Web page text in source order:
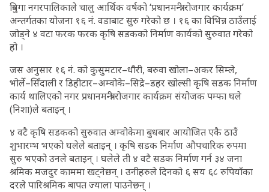
त्रियुगा नगरपालिकाले चालु आर्थिक वर्षको ‘प्रधानमन्त्री रोजगार कार्यक्रम’
अन्तर्गतका योजना १६ नं. वडाबाट सुरु गरेको छ । १६ का विभिन्न ठाउँलाई
जोड्ने ४ वटा फरक फरक कृषि सडकको निर्माण कार्यको सुरुवात गरेको
हो ।
जस अनुसार १६ नं. को कुसुमटार–धौरी, बरुवा खोला–अकर सिम्ले,
भोर्ले–सिँदाली र डिहीटार–अम्वोके–सिद्रे–डहर खोल्सी कृषि सडक निर्माण
कार्य थालिएको नगर प्रधानमन्त्री रोजगार कार्यक्रम संयोजक पम्फा घले
(निशा)ले बताइन् ।
४ वटै कृषि सडकको सुरुवात अम्वोकेमा बुधबार आयोजित एकै ठाउँ
शुभारम्भ भएको घलेले बताइन् । कृषि सडक निर्माण औपचारिक रुपमा
सुरु भएको उनले बताइन् । घलेले ती ४ वटै सडक निर्माण गर्न ३४ जना
श्रमिक मजदुर काममा खट्नेछन् । उनीहरुले दिनको ६ सय ६८ रुपियाँका
दरले पारिश्रमिक बापत ज्याला पाउनेछन् ।